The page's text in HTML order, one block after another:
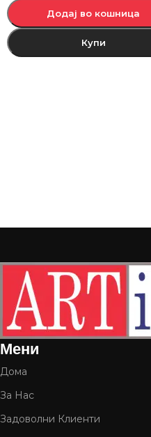
Додај во кошница
Купи
Мени
Дома
За Нас
Задоволни Клиенти